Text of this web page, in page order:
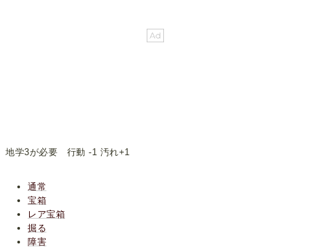
地学3が必要 行動 -1 汚れ+1
通常
宝箱
レア宝箱
掘る
障害